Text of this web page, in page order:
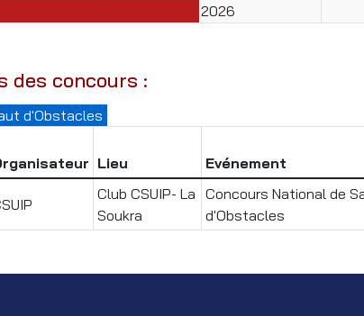
2026
des concours :
d'Obstacles
Lieu Evénement
Club CSUIP- La
Soukra
Concours National de
d'Obstacles